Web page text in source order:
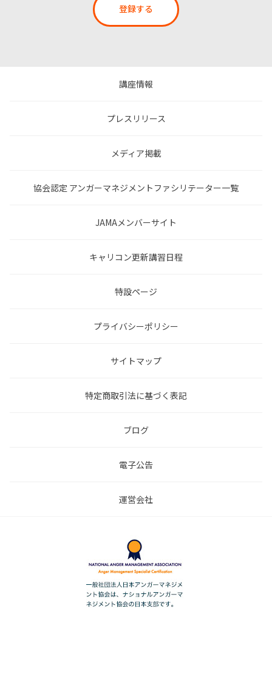
登録する
講座情報
プレスリリース
メディア掲載
協会認定 アンガーマネジメントファシリテーター一覧
JAMAメンバーサイト
キャリコン更新講習日程
特設ページ
プライバシーポリシー
サイトマップ
特定商取引法に基づく表記
ブログ
電子公告
運営会社